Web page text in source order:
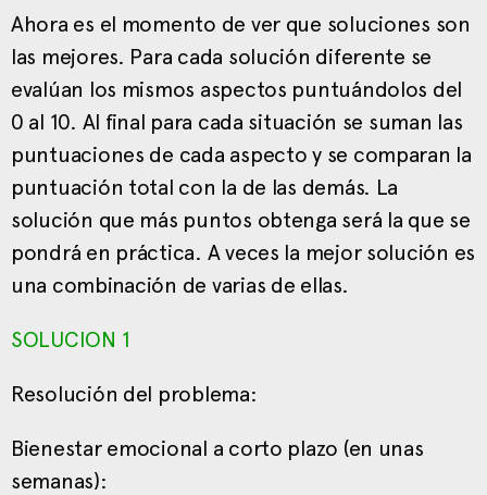
Ahora es el momento de ver que soluciones son
las mejores. Para cada solución diferente se
evalúan los mismos aspectos puntuándolos del
0 al 10. Al final para cada situación se suman las
puntuaciones de cada aspecto y se comparan la
puntuación total con la de las demás. La
solución que más puntos obtenga será la que se
pondrá en práctica. A veces la mejor solución es
una combinación de varias de ellas.
SOLUCION 1
Resolución del problema:
Bienestar emocional a corto plazo (en unas
semanas):